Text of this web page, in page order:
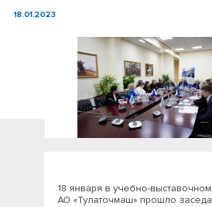
18.01.2023
18 января в учебно-
АО «Тулаточмаш» прошло